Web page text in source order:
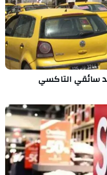
سائقي التاكسي